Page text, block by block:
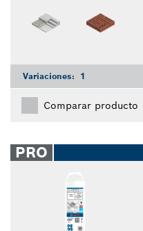
Variaciones: 1
Comparar producto
PRO